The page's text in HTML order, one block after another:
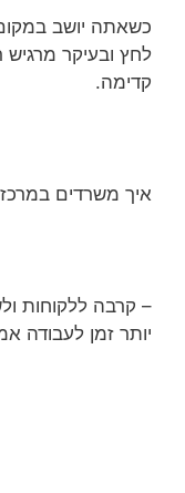
כשאתה יושב
לחץ ובעיקר
קדימה.
איך משרדים במרכז
– קרבה ללקוחות
יותר זמן לעבודה